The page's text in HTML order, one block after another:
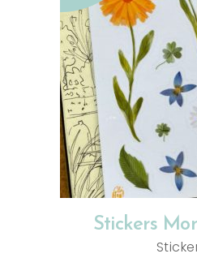
LIRE LA
Stickers